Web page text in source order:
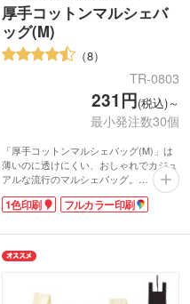
厚手コットンマルシェバ
ッグ(M)
8
TR-0803
231円(税込)～
最小発注数30個
「厚手コットンマルシェバッグ(M)」は
薄いのに透けにくい、おしゃれでカジュ
アルな流行のマルシェバッグ。
シーチングよりも生地の目が詰まったし
なやかな素材。折りたためばコンパクト
印刷が可能なので、ショップのオリジナ
ルロゴなど印刷して、ノベルティにいか
かですか?スーパーのレジ袋と同じ形な
のにロゴを入れただけでオリジナルのお
洒落バッグになりますよ。
1色印刷 フルカラー印刷